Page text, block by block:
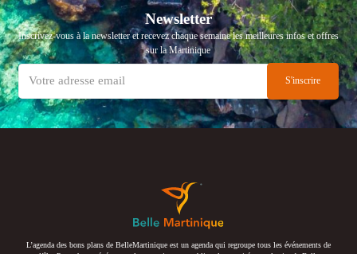
Newsletter
Inscrivez-vous à la newsletter et recevez chaque semaine les meilleures infos et offres
sur la Martinique
L’agenda des bons plans de BelleMartinique est un agenda qui regroupe tous les événements de